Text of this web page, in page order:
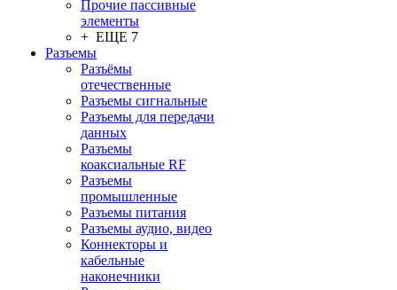
Прочие пассивные
элементы
+ ЕЩЕ 7
Разъeмы
Разъёмы
отечественные
Разъeмы сигнальные
Разъeмы для передачи
данных
Разъeмы
коаксиальные RF
Разъeмы
промышленные
Разъeмы питания
Разъeмы аудио, видео
Коннекторы и
кабельные
наконечники